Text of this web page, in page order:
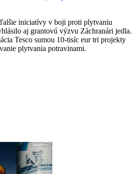
iniciatívy v boji proti plytvaniu
aj grantovú výzvu Záchranári jedla.
Tesco sumou 10-tisíc eur tri projekty
plytvania potravinami.